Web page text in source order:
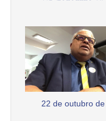
22 de outubro